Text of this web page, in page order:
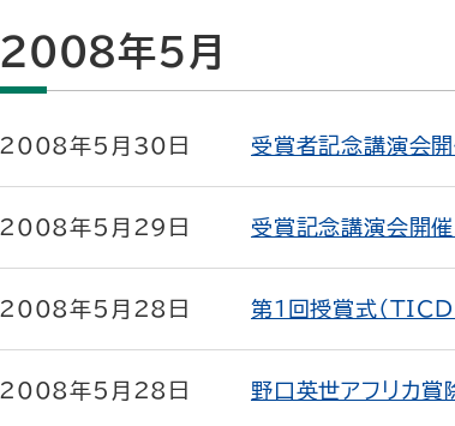
2008年5月
2008年5月30日 受賞者記念講演会開
2008年5月29日 受賞記念講演会開催
2008年5月28日 第1回授賞式（
2008年5月28日 野口英世アフリカ賞